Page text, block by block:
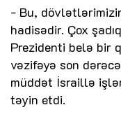
- Bu,
hadisədir. Çox
Prezidenti belə bir
vəzifəyə son
müddət İsraillə
təyin etdi.